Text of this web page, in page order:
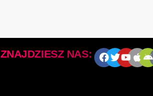
ZNAJDZIESZ NAS: